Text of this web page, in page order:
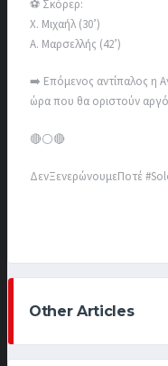
⚽ Σκόρερ:
Χ. Μιχαήλ (30’)
Α. Μαρσελλής (42’)
➡️ Επόμενος αντίπαλος η
ώρα που θα οριστούν
🔴⚪️🔴
ΔενΞενερώνουμεΠοτέ
Other Articles